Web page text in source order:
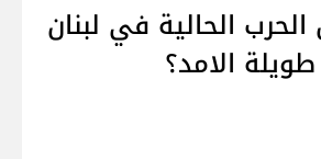
الحالية في لبنان
الامد؟